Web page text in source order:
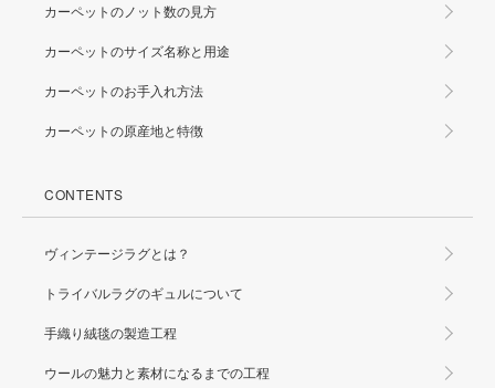
カーペットのノット数の見方
カーペットのサイズ名称と用途
カーペットのお手入れ方法
カーペットの原産地と特徴
CONTENTS
ヴィンテージラグとは？
トライバルラグのギュルについて
手織り絨毯の製造工程
ウールの魅力と素材になるまでの工程